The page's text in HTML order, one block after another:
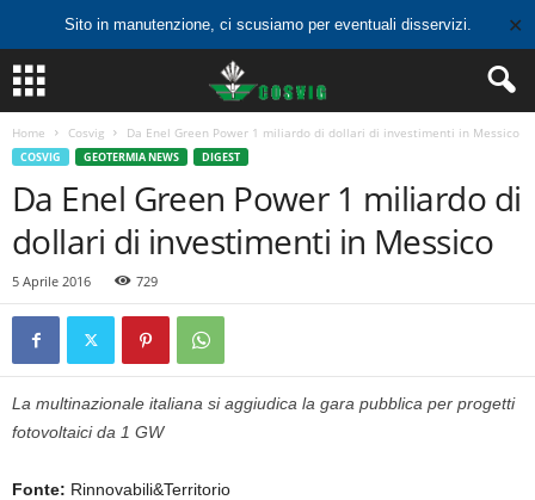
Sito in manutenzione, ci scusiamo per eventuali disservizi. ✕
Home Cosvig Da Enel Green Power 1 miliardo di dollari di investimenti in Messico
COSVIG GEOTERMIA NEWS DIGEST
Da Enel Green Power 1 miliardo di
dollari di investimenti in Messico
5 Aprile 2016 729
La multinazionale italiana si aggiudica la gara pubblica per progetti
fotovoltaici da 1 GW
Fonte: Rinnovabili&Territorio